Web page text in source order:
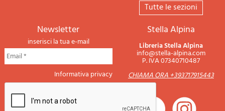
tutte le sezioni
newsletter
inserisci la tua e-mail
Informativa privacy
Stella Alpina
Libreria Stella Alpina
info@stella-alpina.com
P. IVA 07340710487
CHIAMA ORA +393717915443